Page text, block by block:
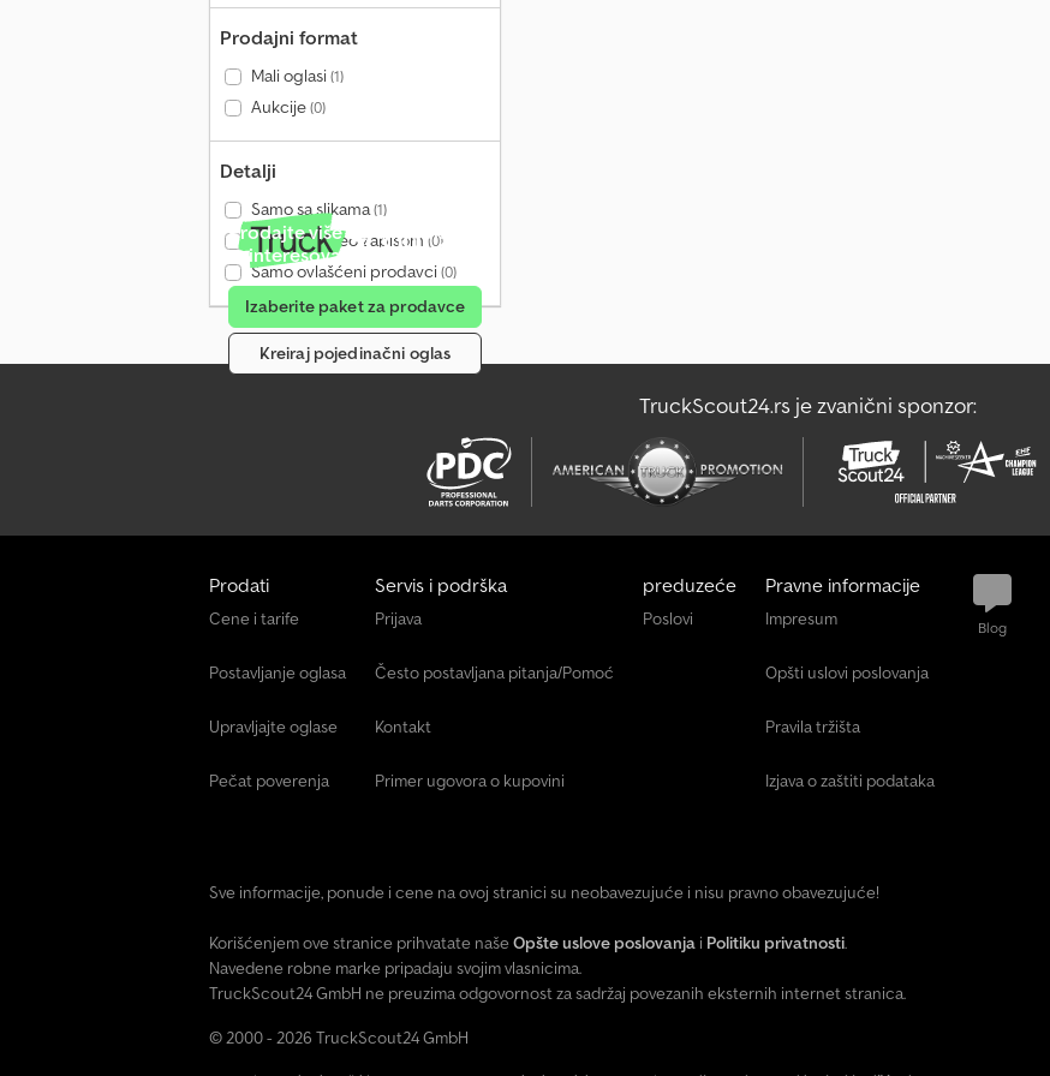
Prodajni format
Mali oglasi(1)
Aukcije(0)
Detalji
Samo sa slikama(1)
Samo sa video zapisom (0)
Samo ovlašćeni prodavci(0)
Prodajte više od 4 miliona
zainteresovanih mesečno
Izaberite paket za prodavce
Kreiraj pojedinačni oglas
TruckScout24.rs je zvanični sponzor:
Prodati
Cene i tarife
Postavljanje oglasa
Upravljajte oglase
Pečat poverenja
Servis i podrška
Prijava
Često postavljana pitanja/Pomoć
Kontakt
Primer ugovora o kupovini
preduzeće
Poslovi
Pravne informacije
Impresum
Opšti uslovi poslovanja
Pravila tržišta
Izjava o zaštiti podataka
Blog
Sve informacije, ponude i cene na ovoj stranici su neobavezujuće i nisu pravno obavezujuće!
Korišćenjem ove stranice prihvatate naše Opšte uslove poslovanja i Politiku privatnosti.
Navedene robne marke pripadaju svojim vlasnicima.
TruckScout24 GmbH ne preuzima odgovornost za sadržaj povezanih eksternih internet stranica.
© 2000 - 2026 TruckScout24 GmbH